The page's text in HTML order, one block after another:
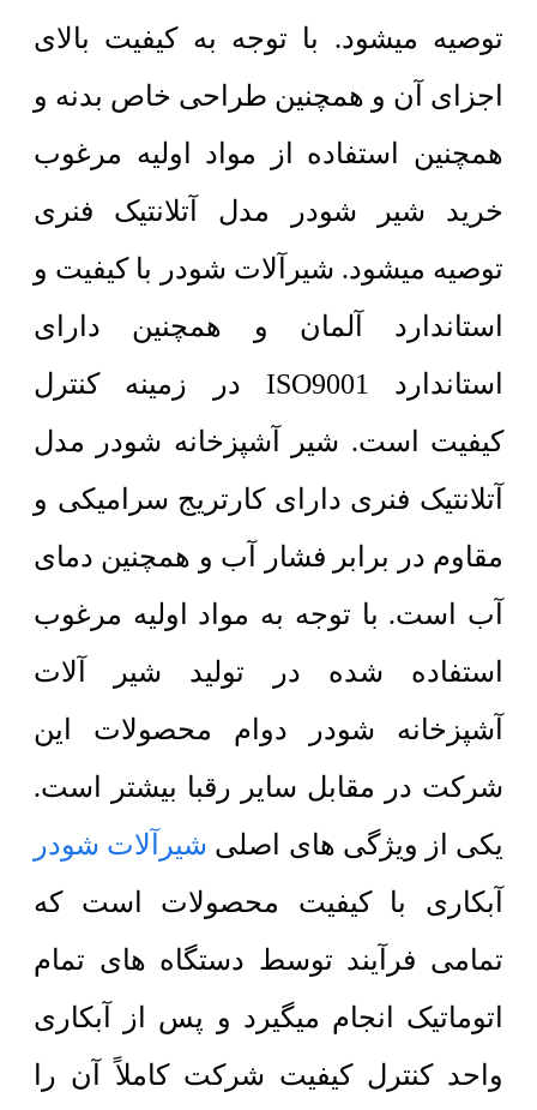
توصیه میشود. با توجه به کیفیت بالای
اجزای آن و همچنین طراحی خاص بدنه و
همچنین استفاده از مواد اولیه مرغوب
خرید شیر شودر مدل آتلانتیک فنری
توصیه میشود. شیرآلات شودر با کیفیت و
استاندارد آلمان و همچنین دارای
استاندارد ISO9001 در زمینه کنترل
کیفیت است. شیر آشپزخانه شودر مدل
آتلانتیک فنری دارای کارتریج سرامیکی و
مقاوم در برابر فشار آب و همچنین دمای
آب است. با توجه به مواد اولیه مرغوب
استفاده شده در تولید شیر آلات
آشپزخانه شودر دوام محصولات این
شرکت در مقابل سایر رقبا بیشتر است.
یکی از ویژگی های اصلی شیرآلات شودر
آبکاری با کیفیت محصولات است که
تمامی فرآیند توسط دستگاه های تمام
اتوماتیک انجام میگیرد و پس از آبکاری
واحد کنترل کیفیت شرکت کاملاً آن را